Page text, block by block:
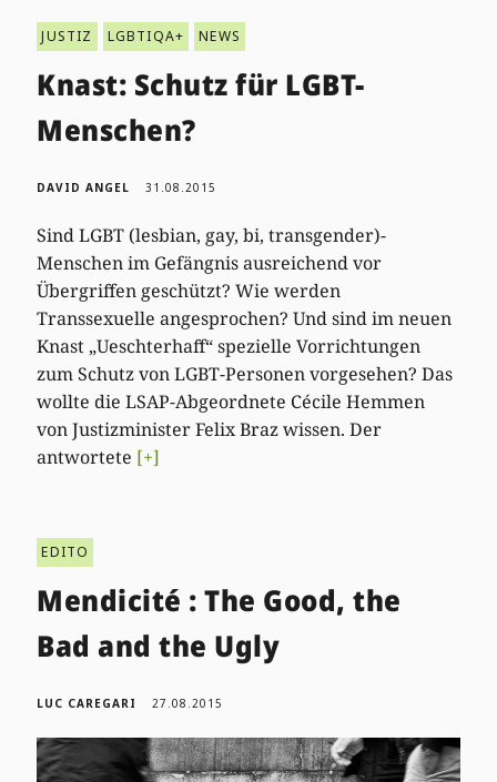
JUSTIZ LGBTIQA+ NEWS
Knast: Schutz für LGBT-
Menschen?
DAVID ANGEL 31.08.2015
Sind LGBT (lesbian, gay, bi, transgender)-
Menschen im Gefängnis ausreichend vor
Übergriffen geschützt? Wie werden
Transsexuelle angesprochen? Und sind im neuen
Knast „Ueschterhaff“ spezielle Vorrichtungen
zum Schutz von LGBT-Personen vorgesehen? Das
wollte die LSAP-Abgeordnete Cécile Hemmen
von Justizminister Felix Braz wissen. Der
antwortete [+]
EDITO
Mendicité : The Good, the
Bad and the Ugly
LUC CAREGARI 27.08.2015